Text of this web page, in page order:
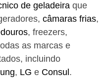
de geladeira que
câmaras frias,
, freezers,
as marcas e
incluindo
, LG e Consul .